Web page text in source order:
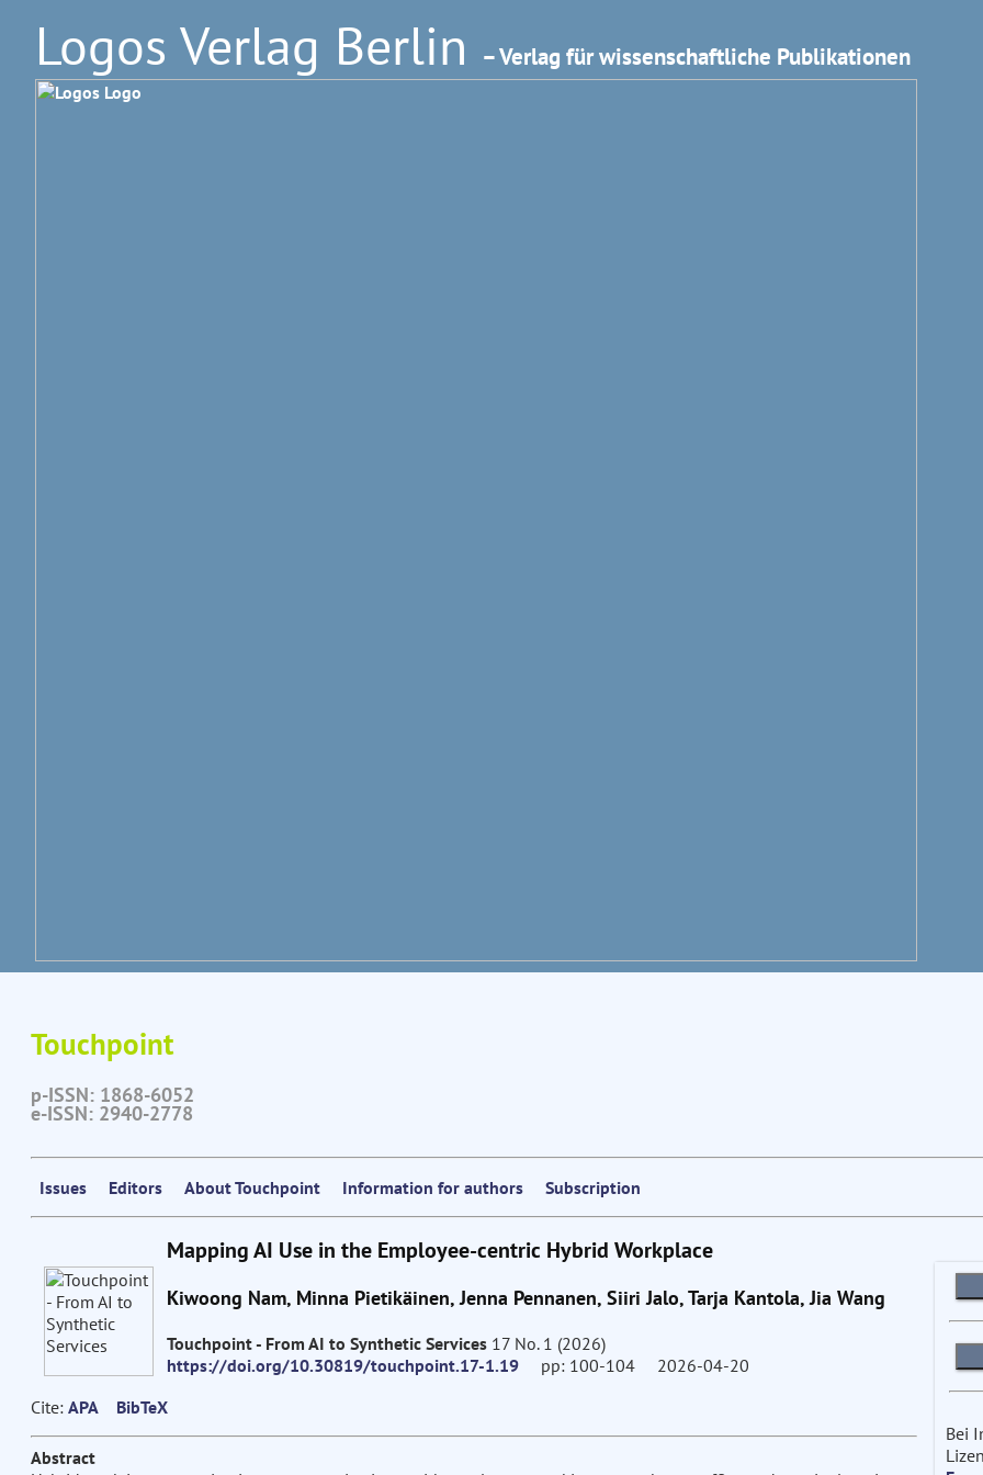
Logos Verlag Berlin – Verlag für wissenschaftliche Publikationen
Touchpoint
p-ISSN: 1868-6052
e-ISSN: 2940-2778
Issues Editors About Touchpoint Information for authors Subscription
Mapping AI Use in the Employee-centric Hybrid Workplace
Kiwoong Nam, Minna Pietikäinen, Jenna Pennanen, Siiri Jalo, Tarja Kantola, Jia Wang
Touchpoint - From AI to Synthetic Services17 No. 1 (2026)
https://doi.org/10.30819/touchpoint.17-1.19pp: 100-104 2026-04-20
Cite: APA BibTeX
Abstract
Bei